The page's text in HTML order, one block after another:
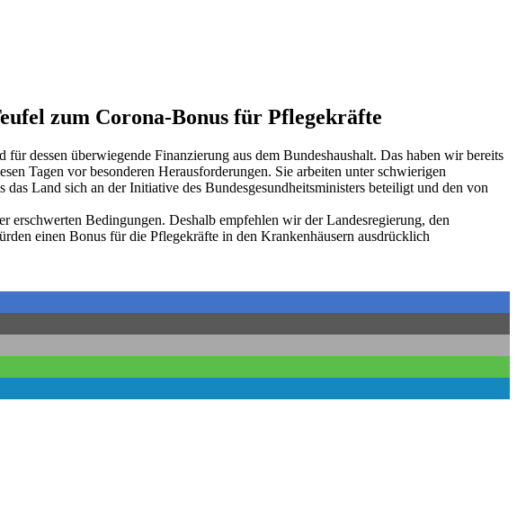
zum Corona-Bonus für Pflegekräfte
dessen überwiegende Finanzierung aus dem Bundeshaushalt. Das haben wir bereits
Tagen vor besonderen Herausforderungen. Sie arbeiten unter schwierigen
Land sich an der Initiative des Bundesgesundheitsministers beteiligt und den von
erschwerten Bedingungen. Deshalb empfehlen wir der Landesregierung, den
einen Bonus für die Pflegekräfte in den Krankenhäusern ausdrücklich